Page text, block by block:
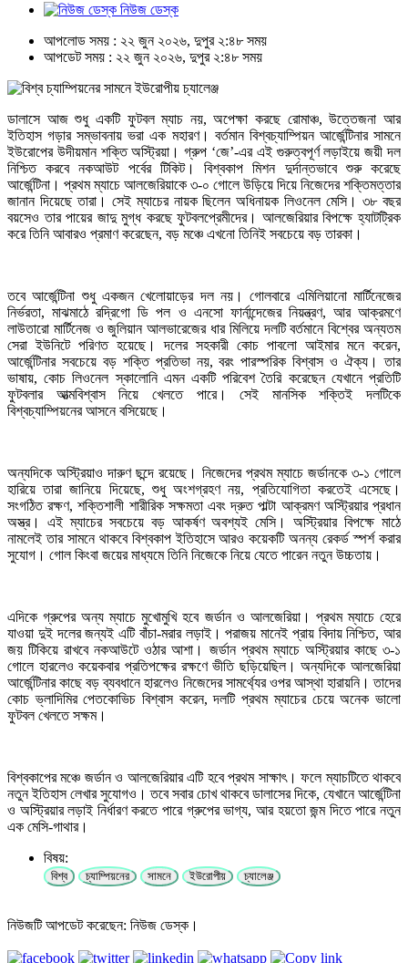
নিউজ ডেস্ক
আপলোড সময় : ২২ জুন ২০২৬, দুপুর ২:৪৮ সময়
আপডেট সময় : ২২ জুন ২০২৬, দুপুর ২:৪৮ সময়
ডালাসে আজ শুধু একটি ফুটবল ম্যাচ নয়, অপেক্ষা করছে রোমাঞ্চ, উত্তেজনা আর
ইতিহাস গড়ার সম্ভাবনায় ভরা এক মহারণ। বর্তমান বিশ্বচ্যাম্পিয়ন আর্জেন্টিনার সামনে
ইউরোপের উদীয়মান শক্তি অস্ট্রিয়া। গ্রুপ ‘জে’-এর এই গুরুত্বপূর্ণ লড়াইয়ে জয়ী দল
নিশ্চিত করবে নকআউট পর্বের টিকিট। বিশ্বকাপ মিশন দুর্দান্তভাবে শুরু করেছে
আর্জেন্টিনা। প্রথম ম্যাচে আলজেরিয়াকে ৩-০ গোলে উড়িয়ে দিয়ে নিজেদের শক্তিমত্তার
জানান দিয়েছে তারা। সেই ম্যাচের নায়ক ছিলেন অধিনায়ক লিওনেল মেসি। ৩৮ বছর
বয়সেও তার পায়ের জাদু মুগ্ধ করছে ফুটবলপ্রেমীদের। আলজেরিয়ার বিপক্ষে হ্যাটট্রিক
করে তিনি আবারও প্রমাণ করেছেন, বড় মঞ্চে এখনো তিনিই সবচেয়ে বড় তারকা।
তবে আর্জেন্টিনা শুধু একজন খেলোয়াড়ের দল নয়। গোলবারে এমিলিয়ানো মার্টিনেজের
নির্ভরতা, মাঝমাঠে রদ্রিগো ডি পল ও এনসো ফার্নান্দেজের নিয়ন্ত্রণ, আর আক্রমণে
লাউতারো মার্টিনেজ ও জুলিয়ান আলভারেজের ধার মিলিয়ে দলটি বর্তমানে বিশ্বের অন্যতম
সেরা ইউনিটে পরিণত হয়েছে। দলের সহকারী কোচ পাবলো আইমার মনে করেন,
আর্জেন্টিনার সবচেয়ে বড় শক্তি প্রতিভা নয়, বরং পারস্পরিক বিশ্বাস ও ঐক্য। তার
ভাষায়, কোচ লিওনেল স্কালোনি এমন একটি পরিবেশ তৈরি করেছেন যেখানে প্রতিটি
ফুটবলার আত্মবিশ্বাস নিয়ে খেলতে পারে। সেই মানসিক শক্তিই দলটিকে
বিশ্বচ্যাম্পিয়নের আসনে বসিয়েছে।
অন্যদিকে অস্ট্রিয়াও দারুণ ছন্দে রয়েছে। নিজেদের প্রথম ম্যাচে জর্ডানকে ৩-১ গোলে
হারিয়ে তারা জানিয়ে দিয়েছে, শুধু অংশগ্রহণ নয়, প্রতিযোগিতা করতেই এসেছে।
সংগঠিত রক্ষণ, শক্তিশালী শারীরিক সক্ষমতা এবং দ্রুত পাল্টা আক্রমণ অস্ট্রিয়ার প্রধান
অস্ত্র। এই ম্যাচের সবচেয়ে বড় আকর্ষণ অবশ্যই মেসি। অস্ট্রিয়ার বিপক্ষে মাঠে
নামলেই তার সামনে থাকবে বিশ্বকাপ ইতিহাসে আরও কয়েকটি অনন্য রেকর্ড স্পর্শ করার
সুযোগ। গোল কিংবা জয়ের মাধ্যমে তিনি নিজেকে নিয়ে যেতে পারেন নতুন উচ্চতায়।
এদিকে গ্রুপের অন্য ম্যাচে মুখোমুখি হবে জর্ডান ও আলজেরিয়া। প্রথম ম্যাচে হেরে
যাওয়া দুই দলের জন্যই এটি বাঁচা-মরার লড়াই। পরাজয় মানেই প্রায় বিদায় নিশ্চিত, আর
জয় টিকিয়ে রাখবে নকআউটে ওঠার আশা। জর্ডান প্রথম ম্যাচে অস্ট্রিয়ার কাছে ৩-১
গোলে হারলেও কয়েকবার প্রতিপক্ষের রক্ষণে ভীতি ছড়িয়েছিল। অন্যদিকে আলজেরিয়া
আর্জেন্টিনার কাছে বড় ব্যবধানে হারলেও নিজেদের সামর্থ্যের ওপর আস্থা হারায়নি। তাদের
কোচ ভ্লাদিমির পেতকোভিচ বিশ্বাস করেন, দলটি প্রথম ম্যাচের চেয়ে অনেক ভালো
ফুটবল খেলতে সক্ষম।
বিশ্বকাপের মঞ্চে জর্ডান ও আলজেরিয়ার এটি হবে প্রথম সাক্ষাৎ। ফলে ম্যাচটিতে থাকবে
নতুন ইতিহাস লেখার সুযোগও। তবে সবার চোখ থাকবে ডালাসের দিকে, যেখানে আর্জেন্টিনা
ও অস্ট্রিয়ার লড়াই নির্ধারণ করতে পারে গ্রুপের ভাগ্য, আর হয়তো জন্ম দিতে পারে নতুন
এক মেসি-গাথার।
বিষয়:
বিশ্ব চ্যাম্পিয়নের সামনে ইউরোপীয় চ্যালেঞ্জ
নিউজটি আপডেট করেছেন: নিউজ ডেস্ক।